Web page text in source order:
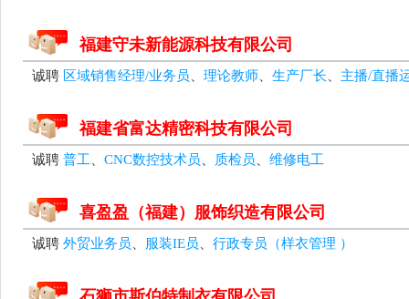
福建守未新能源科技有限公司
诚聘 区域销售经理/业务员 理论教师、 生产厂长 主播/直播
福建省富达精密科技有限公司
诚聘 普工 CNC数控技术员 质检员 维修电工
喜盈盈（福建）服饰织造有限公司
诚聘 外贸业务员 服装IE员 行政专员（样衣管理 ）